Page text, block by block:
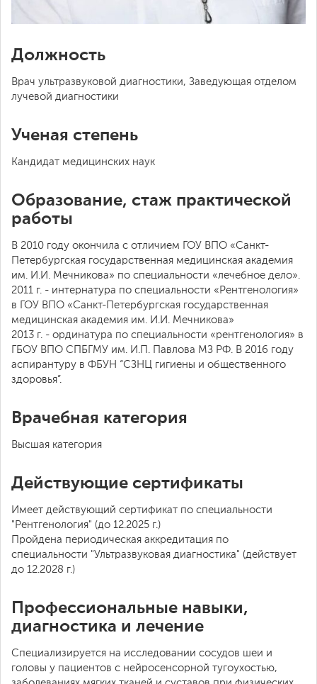
Должность
Врач ультразвуковой диагностики, Заведующая отделом
лучевой диагностики
Ученая степень
Кандидат медицинских наук
Образование, стаж практической
работы
В 2010 году окончила с отличием ГОУ ВПО «Санкт-
Петербургская государственная медицинская академия
им. И.И. Мечникова» по специальности «лечебное дело».
2011 г. - интернатура по специальности «Рентгенология»
в ГОУ ВПО «Санкт-Петербургская государственная
медицинская академия им. И.И. Мечникова»
2013 г. - ординатура по специальности «рентгенология» в
ГБОУ ВПО СПБГМУ им. И.П. Павлова МЗ РФ. В 2016 году
аспирантуру в ФБУН “СЗНЦ гигиены и общественного
здоровья”.
Врачебная категория
Высшая категория
Действующие сертификаты
Имеет действующий сертификат по специальности
"Рентгенология" (до 12.2025 г.)
Пройдена периодическая аккредитация по
специальности "Ультразвуковая диагностика" (действует
до 12.2028 г.)
Профессиональные навыки,
диагностика и лечение
Специализируется на исследовании сосудов шеи и
головы у пациентов с нейросенсорной тугоухостью,